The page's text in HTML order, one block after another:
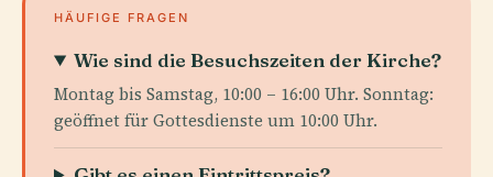
HÄUFIGE FRAGEN
Wie sind die Besuchszeiten der Kirche?
Montag bis Samstag, 10:00 – 16:00 Uhr. Sonntag:
geöffnet für Gottesdienste um 10:00 Uhr.